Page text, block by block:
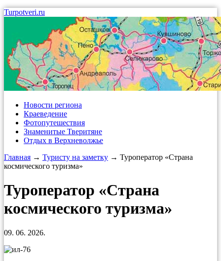
Turpotveri.ru
Новости региона
Краеведение
Фотопутешествия
Знаменитые Тверитяне
Отдых в Верхневолжье
Главная → Туристу на заметку → Туроператор «Страна
космического туризма»
Туроператор «Страна
космического туризма»
09. 06. 2026.